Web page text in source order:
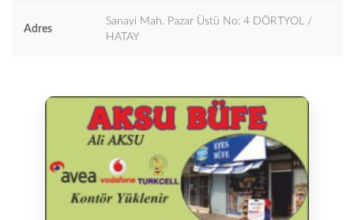
Adres
Sanayi Mah. Pazar Üstü No: 4 DÖRTYOL /
HATAY